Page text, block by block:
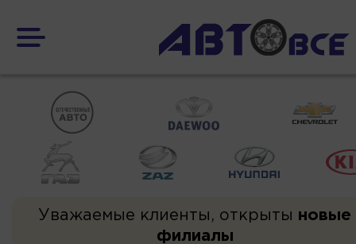
Уважаемые клиенты, открыты новые
филиалы